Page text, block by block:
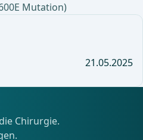
21.05.2025
Mutation)
Chirurgie.